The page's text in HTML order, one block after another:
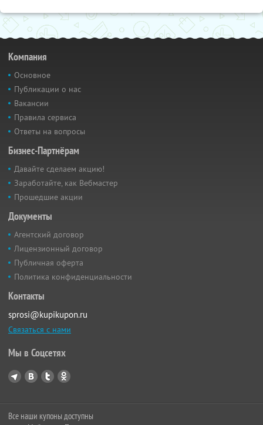
Компания
Основное
Публикации о нас
Вакансии
Правила сервиса
Ответы на вопросы
Бизнес-Партнёрам
Давайте сделаем акцию!
Заработайте, как Вебмастер
Прошедшие акции
Документы
Агентский договор
Лицензионный договор
Публичная оферта
Политика конфиденциальности
Контакты
sprosi@kupikupon.ru
Связаться с нами
Мы в Соцсетях
Все наши купоны доступны